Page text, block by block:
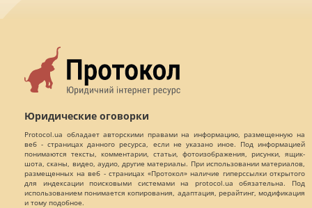
Юридические оговорки
Protocol.ua обладает авторскими правами на информацию, размещенную на
веб - страницах данного ресурса, если не указано иное. Под информацией
понимаются тексты, комментарии, статьи, фотоизображения, рисунки, ящик-
шота, сканы, видео, аудио, другие материалы. При использовании материалов,
размещенных на веб - страницах «Протокол» наличие гиперссылки открытого
для индексации поисковыми системами на protocol.ua обязательна. Под
использованием понимается копирования, адаптация, рерайтинг, модификация
и тому подобное.